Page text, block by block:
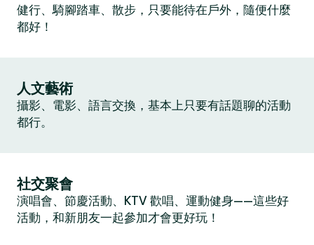
健行、騎腳踏車、散步，只要能待在戶外，隨便什麼
都好！
人文藝術
攝影、電影、語言交換，基本上只要有話題聊的活動
都行。
社交聚會
演唱會、節慶活動、KTV 歡唱、運動健身——這些好
活動，和新朋友一起參加才會更好玩！